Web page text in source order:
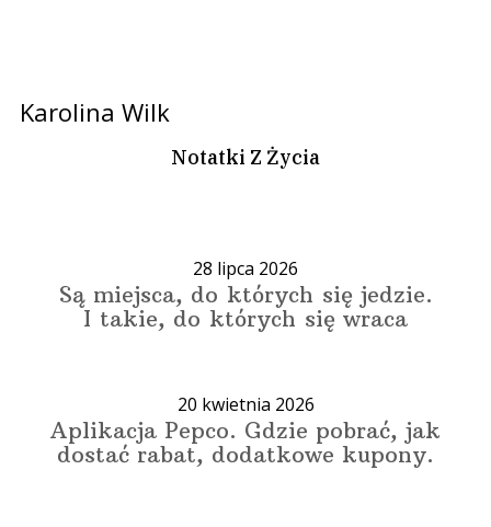
Karolina Wilk
Notatki Z Życia
28 lipca 2026
Są miejsca, do których się jedzie.
I takie, do których się wraca
20 kwietnia 2026
Aplikacja Pepco. Gdzie pobrać, jak
dostać rabat, dodatkowe kupony.